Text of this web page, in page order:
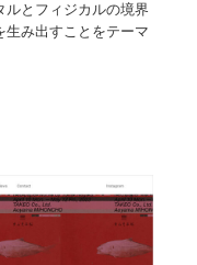
ルとフィジカルの境界
生み出すことをテーマ